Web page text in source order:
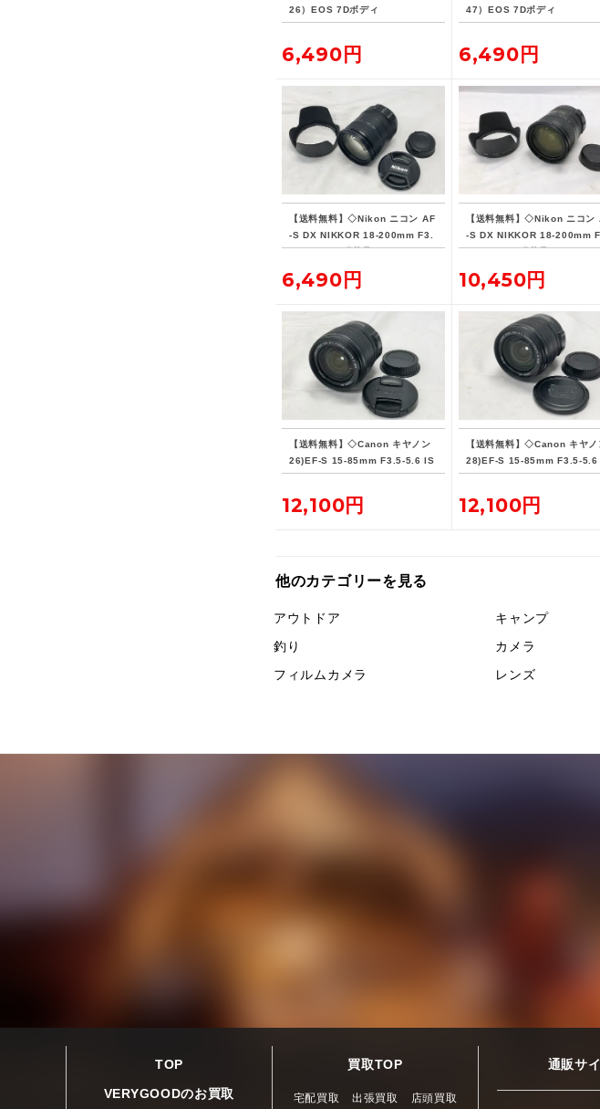
26）EOS 7Dボディ
6,490円
47）EOS 7Dボディ
6,490円
【送料無料】◇Nikon ニコン AF
-S DX NIKKOR 18-200mm F3.
5-5.6G ED 現状品
6,490円
【送料無料】◇Nikon ニコン
-S DX NIKKOR 18-200mm
5-5.6G ED 現状品
10,450円
【送料無料】◇Canon キヤノン
26)EF-S 15-85mm F3.5-5.6 IS
USM
12,100円
【送料無料】◇Canon キヤノ
28)EF-S 15-85mm F3.5-5.6
USM
12,100円
他のカテゴリーを見る
アウトドア キャンプ
釣り
カメラ
フィルムカメラ
レンズ
TOP
VERYGOODのお買取
買取TOP
宅配買取 出張買取 店頭買取
通販サ